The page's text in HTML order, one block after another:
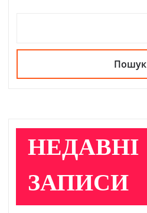
Пошук
НЕДАВНІ
ЗАПИСИ